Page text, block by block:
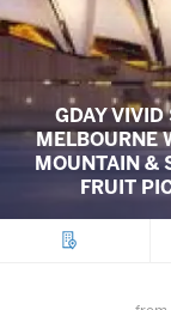
GDAY VIVID
MELBOURNE
MOUNTAIN &
FRUIT